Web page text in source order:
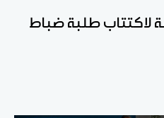
لاكتتاب طلبة ضباط